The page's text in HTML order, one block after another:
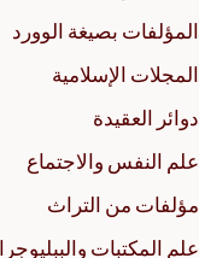
المؤلفات بصيغة الوورد
المجلات الإسلامية
دوائر العقيدة
علم النفس والاجتماع
مؤلفات من التراث
علم المكتبات